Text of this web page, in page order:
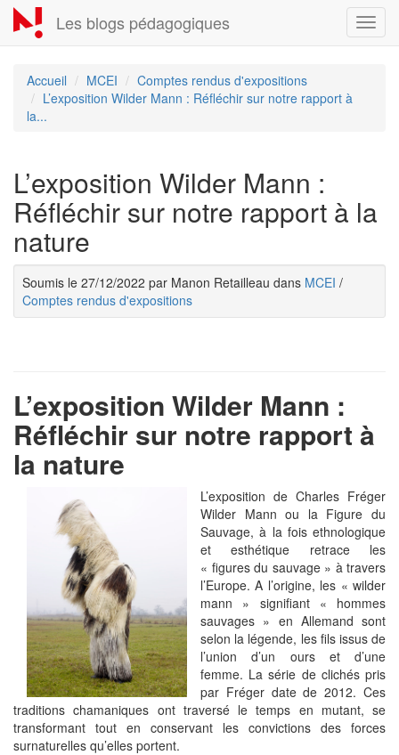
Aller
au
contenu
Les blogs pédagogiques
Accueil MCEI
Comptes rendus d'expositions
L’exposition Wilder Mann : Réfléchir sur notre rapport à
la...
L’exposition Wilder Mann :
Réfléchir sur notre rapport à la
nature
Soumis le 27/12/2022 par Manon Retailleau dans MCEI /
Comptes rendus d'expositions
L’exposition Wilder Mann :
Réfléchir sur notre rapport à
la nature
L’exposition de Charles Fréger
Wilder Mann ou la Figure du
Sauvage, à la fois ethnologique
et esthétique retrace les
« figures du sauvage » à travers
l’Europe. A l’origine, les « wilder
mann » signifiant « hommes
sauvages » en Allemand sont
selon la légende, les fils issus de
l’union d’un ours et d’une
femme. La série de clichés pris
par Fréger date de 2012. Ces
traditions chamaniques ont traversé le temps en mutant, se
transformant tout en conservant les convictions des forces
surnaturelles qu’elles portent.